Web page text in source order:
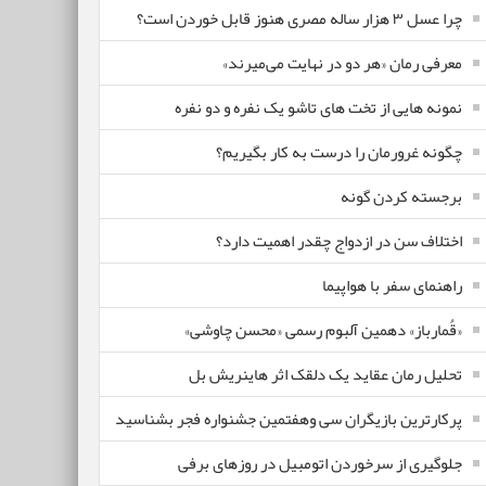
چرا عسل ۳ هزار ساله‌ مصری هنوز قابل خوردن است؟
معرفی رمان «هر دو در نهایت می‌میرند»
نمونه هایی از تخت های تاشو یک نفره و دو نفره
چگونه غرورمان را درست به کار بگیریم؟
برجسته کردن گونه
اختلاف سن در ازدواج چقدر اهمیت دارد؟
راهنمای سفر با هواپیما
«قُمارباز» دهمین آلبوم رسمی «محسن چاوشی»
تحلیل رمان عقاید یک دلقک اثر هاینریش بل
پرکارترین بازیگران سی وهفتمین جشنواره فجر بشناسید
جلوگیری از سرخوردن اتومبیل در روزهای برفی